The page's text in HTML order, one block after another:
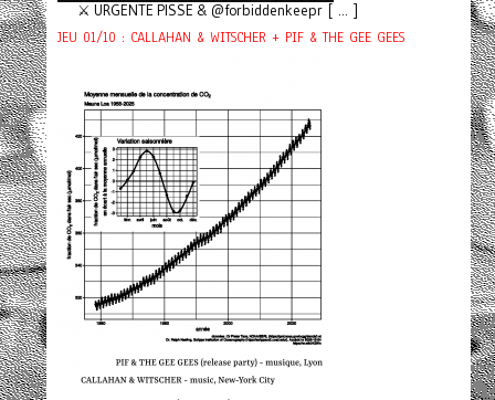
⚔️ URGENTE PISSE & @forbiddenkeepr [ ... ]
JEU 01/10 : CALLAHAN & WITSCHER + PIF & THE GEE GEES